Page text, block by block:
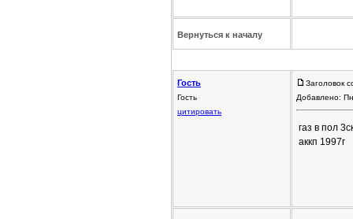
Вернуться к началу
Гость
Гость
цитировать
Заголовок
Добавлено:
газ в пол
аккп 1997г